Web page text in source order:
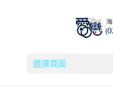
選擇頁面